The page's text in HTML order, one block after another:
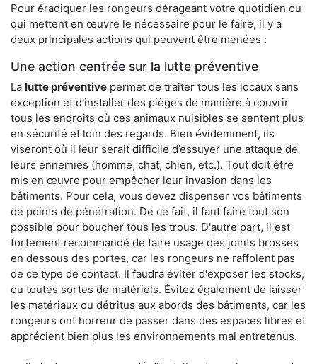
Pour éradiquer les rongeurs dérageant votre quotidien ou
qui mettent en œuvre le nécessaire pour le faire, il y a
deux principales actions qui peuvent être menées :
Une action centrée sur la lutte préventive
La lutte préventive permet de traiter tous les locaux sans
exception et d'installer des pièges de manière à couvrir
tous les endroits où ces animaux nuisibles se sentent plus
en sécurité et loin des regards. Bien évidemment, ils
viseront où il leur serait difficile d’essuyer une attaque de
leurs ennemies (homme, chat, chien, etc.). Tout doit être
mis en œuvre pour empêcher leur invasion dans les
bâtiments. Pour cela, vous devez dispenser vos bâtiments
de points de pénétration. De ce fait, il faut faire tout son
possible pour boucher tous les trous. D'autre part, il est
fortement recommandé de faire usage des joints brosses
en dessous des portes, car les rongeurs ne raffolent pas
de ce type de contact. Il faudra éviter d'exposer les stocks,
ou toutes sortes de matériels. Évitez également de laisser
les matériaux ou détritus aux abords des bâtiments, car les
rongeurs ont horreur de passer dans des espaces libres et
apprécient bien plus les environnements mal entretenus.